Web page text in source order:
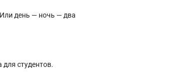
день — нoчь — два
студентов.